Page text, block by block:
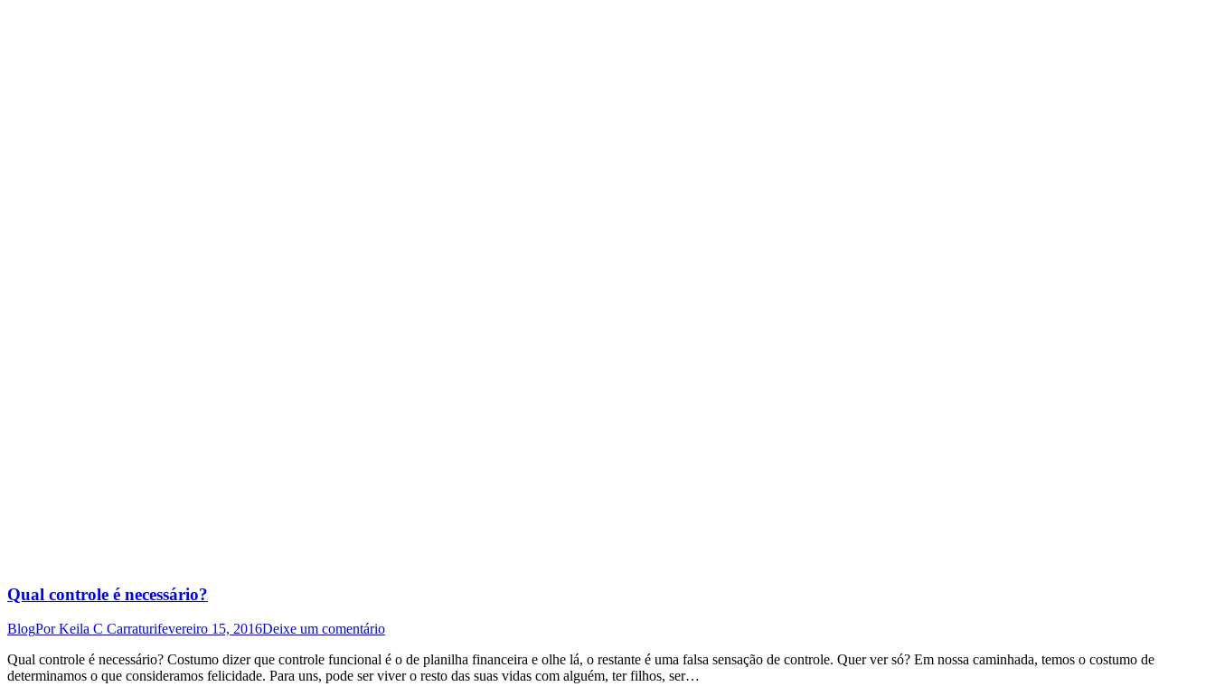
Qual controle é necessário?
BlogPorKeila C Carraturifevereiro 15, 2016Deixe um comentário
Qual controle é necessário? Costumo dizer que controle funcional é o de planilha financeira e olhe lá, o restante é uma falsa sensação de controle. Quer ver só? Em nossa caminhada, temos o costumo de
determinamos o que consideramos felicidade. Para uns, pode ser viver o resto das suas vidas com alguém, ter filhos, ser…